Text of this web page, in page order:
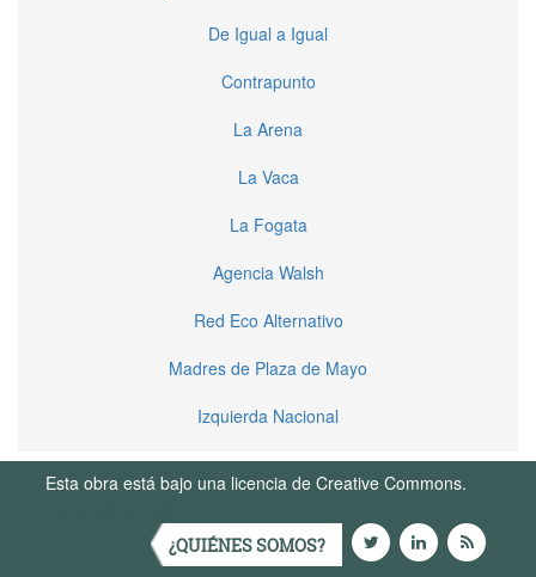
De Igual a Igual
Contrapunto
La Arena
La Vaca
La Fogata
Agencia Walsh
Red Eco Alternativo
Madres de Plaza de Mayo
Izquierda Nacional
Esta obra está bajo una licencia de Creative Commons.
¿QUIÉNES SOMOS?